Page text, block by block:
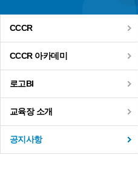
CCCR
CCCR 아카데미
로고BI
교육장 소개
공지사항